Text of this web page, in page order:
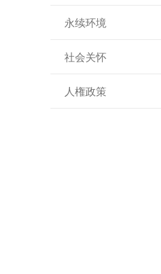
永续环境
社会关怀
人権政策